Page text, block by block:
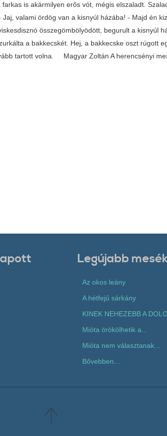
is akármilyen erős vót, mégis elszaladt.
valami ördög van a kisnyúl házába! - Majd én
összegömbölyödött, begurult a kisnyúl
a bakkecskét. Hej, a bakkecske oszt rúgott
tartott volna. Magyar Zoltán A herencsényi
Legújabb
Az okos leány
A hétfejű sárkány
KINEK NEHEZEBB A
Mióta örökölhetik a...
Mióta nem választanak...
Bővebben...